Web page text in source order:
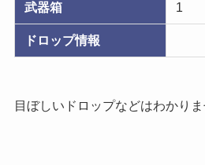
武器箱 1
ドロップ情報
目ぼしいドロップなどはわかり